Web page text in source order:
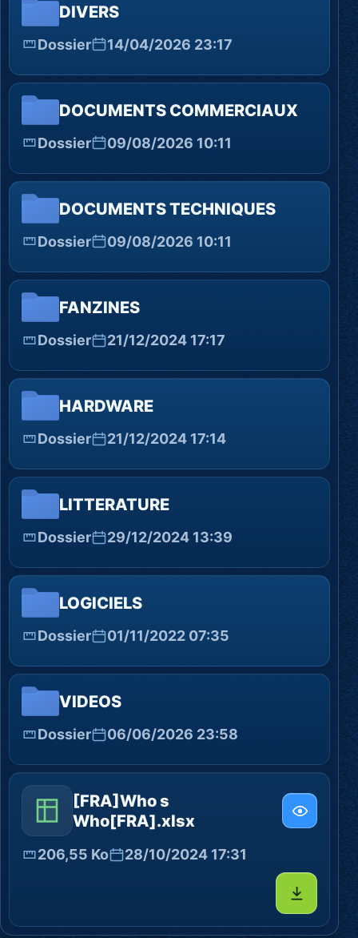
DIVERS
Dossier 14/04/2026 23:17
DOCUMENTS COMMERCIAUX
Dossier 09/08/2026 10:11
DOCUMENTS TECHNIQUES
Dossier 09/08/2026 10:11
FANZINES
Dossier 21/12/2024 17:17
HARDWARE
Dossier 21/12/2024 17:14
LITTERATURE
Dossier 29/12/2024 13:39
LOGICIELS
Dossier 01/11/2022 07:35
VIDEOS
Dossier 06/06/2026 23:58
[FRA]Who s
Who[FRA].xlsx
206,55 Ko 28/10/2024 17:31